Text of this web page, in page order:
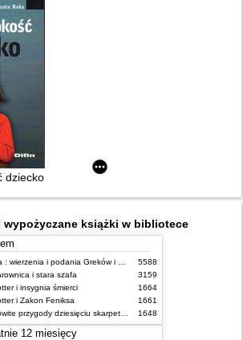
dziecko
wypożyczane książki w bibliotece
5588
i stara szafa
3159
i insygnia śmierci
1664
i Zakon Feniksa
1661
1648
12 miesięcy